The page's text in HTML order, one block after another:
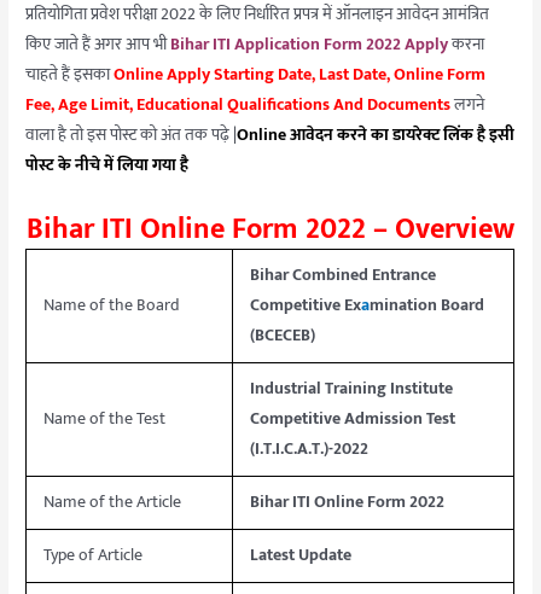
प्रतियोगिता प्रवेश परीक्षा 2022 के लिए निर्धारित प्रपत्र में ऑनलाइन आवेदन आमंत्रित
किए जाते हैं अगर आप भीBihar ITI Application Form 2022 Applyकरना
चाहते हैं इसकाOnline Apply Starting Date, Last Date, Online Form
Fee, Age Limit, Educational Qualifications And Documentsलगने
वाला है तो इस पोस्ट को अंत तक पढ़े |Online आवेदन करने का डायरेक्ट लिंक है इसी
पोस्ट के नीचे में लिया गया है
Bihar ITI Online Form 2022 – Overview
Name of the Board
Bihar Combined Entrance
Competitive Examination Board
(BCECEB)
Name of the Test
Industrial Training Institute
Competitive Admission Test
(I.T.I.C.A.T.)-2022
Name of the Article
Bihar ITI Online Form 2022
Type of Article
Latest Update